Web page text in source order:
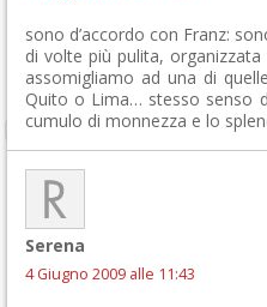
sono d’accordo con Franz:
di volte più pulita,
assomigliamo ad una di
Quito o Lima… stesso senso
cumulo di monnezza e lo
Serena
4 Giugno 2009 alle 11:43